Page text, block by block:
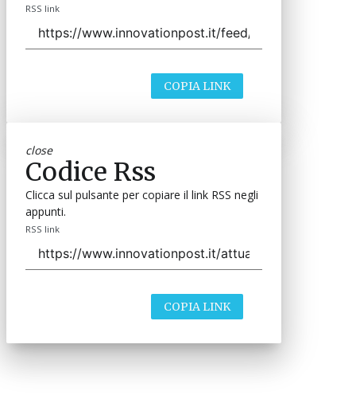
RSS link
COPIA LINK
close
Codice Rss
Clicca sul pulsante per copiare il link RSS negli
appunti.
RSS link
COPIA LINK